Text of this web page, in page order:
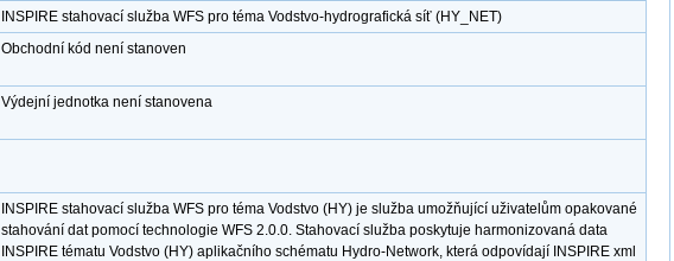
INSPIRE stahovací služba WFS pro téma Vodstvo-hydrografická síť (HY_NET)
Obchodní kód není stanoven
Výdejní jednotka není stanovena
INSPIRE stahovací služba WFS pro téma Vodstvo (HY) je služba umožňující uživatelům opakované
stahování dat pomocí technologie WFS 2.0.0. Stahovací služba poskytuje harmonizovaná data
INSPIRE tématu Vodstvo (HY) aplikačního schématu Hydro-Network, která odpovídají INSPIRE xml